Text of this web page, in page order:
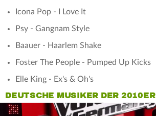
Icona Pop - I Love It
Psy - Gangnam Style
Baauer - Haarlem Shake
Foster The People - Pumped Up Kicks
Elle King - Ex's & Oh's
DEUTSCHE MUSIKER DER 2010ER